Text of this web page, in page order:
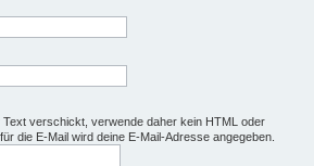
verschickt, verwende daher kein HTML oder
die E-Mail wird deine E-Mail-Adresse angegeben.